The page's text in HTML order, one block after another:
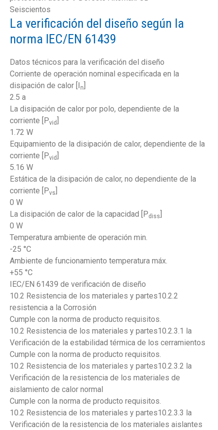
Seiscientos
La verificación del diseño según la
norma IEC/EN 61439
Datos técnicos para la verificación del diseño
Corriente de operación nominal especificada en la
disipación de calor [I
n
2.5 a
La disipación de calor por polo, dependiente de la
corriente [Pvid
1.72 W
Equipamiento de la disipación de calor, dependiente de la
corriente [Pvid
5.16 W
Estática de la disipación de calor, no dependiente de la
corriente [Pvs
0 W
La disipación de calor de la capacidad [Pdiss
0 W
Temperatura ambiente de operación min.
-25 °C
Ambiente de funcionamiento temperatura máx.
+55 °C
IEC/EN 61439 de verificación de diseño
10.2 Resistencia de los materiales y partes10.2.2
resistencia a la Corrosión
Cumple con la norma de producto requisitos.
10.2 Resistencia de los materiales y partes10.2.3.1 la
Verificación de la estabilidad térmica de los cerramientos
Cumple con la norma de producto requisitos.
10.2 Resistencia de los materiales y partes10.2.3.2 la
Verificación de la resistencia de los materiales de
aislamiento de calor normal
Cumple con la norma de producto requisitos.
10.2 Resistencia de los materiales y partes10.2.3.3 la
Verificación de la resistencia de los materiales aislantes